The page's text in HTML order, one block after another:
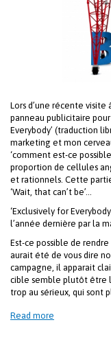
Lors d’une récente visite
panneau publicitaire
Everybody’ (traduction
marketing et mon
‘comment est-ce
proportion de cellules
et rationnels. Cette
‘Wait, that can’t be’…
‘Exclusively for
l’année dernière par la
Est-ce possible de
aurait été de vous dire
campagne, il apparait
cible semble plutôt être
trop au sérieux, qui sont
Read more